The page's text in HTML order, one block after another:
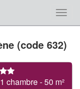
(code 632)
chambre - 50 m²